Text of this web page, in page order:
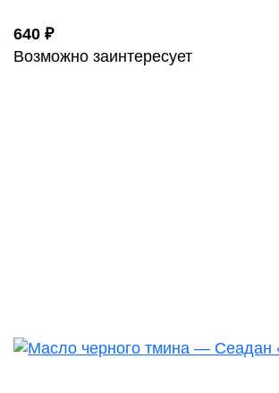
640 ₽
Возможно заинтересует